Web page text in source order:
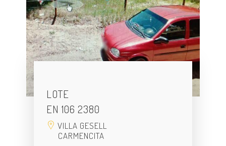
LOTE
EN 106 2380
VILLA GESELL
CARMENCITA